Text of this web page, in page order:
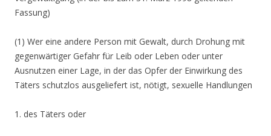
Fassung)
(1) Wer eine andere Person mit Gewalt, durch Drohung mit
gegenwärtiger Gefahr für Leib oder Leben oder unter
Ausnutzen einer Lage, in der das Opfer der Einwirkung des
Täters schutzlos ausgeliefert ist, nötigt, sexuelle Handlungen
1. des Täters oder